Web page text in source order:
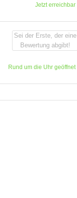
Jetzt erreichbar
Rund um die Uhr geöffnet
Sei der Erste, der eine
Bewertung abgibt!